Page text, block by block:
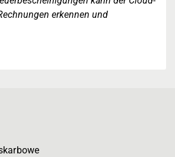
erkennen und